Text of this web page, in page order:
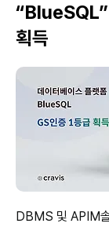
획득
DBMS 및 APIM